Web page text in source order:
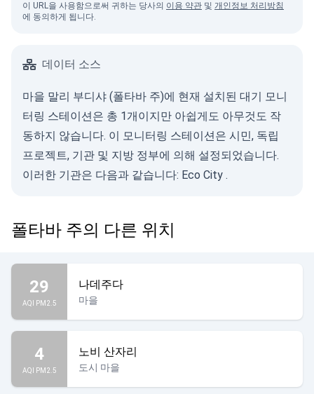
이 URL을 사용함으로써 귀하는 당사의 이용 약관 및 개인정보 처리방침
에 동의하게 됩니다.
데이터 소스
마을 말리 부디샤 (폴타바 주)에 현재 설치된 대기 모니
터링 스테이션은 총 1개이지만 아쉽게도 아무것도 작
동하지 않습니다. 이 모니터링 스테이션은 시민, 독립
프로젝트, 기관 및 지방 정부에 의해 설정되었습니다.
이러한 기관은 다음과 같습니다: Eco City .
폴타바 주의 다른 위치
29
AQI PM2.5
나데주다
마을
4
AQI PM2.5
노비 산자리
도시 마을